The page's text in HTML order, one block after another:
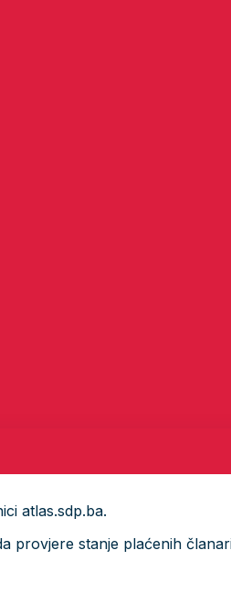
atlas.sdp.ba.
provjere stanje plaćenih